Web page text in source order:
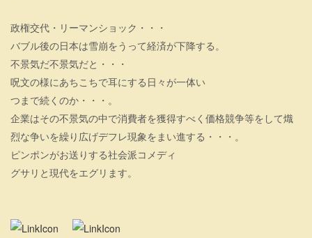
政権交代・リーマンショック・・・
バブル後の日本は雪崩をうって経済が下降する。
不景気だ不景気だと・・・
呪文の様にあちこちで耳にする日々が一体い
つまで続くのか・・・。
企業はその不景気の中で消費者を獲得すべく価格競争等をして熾
烈な争いを繰り広げデフレ現象をまい進する・・・。
ピンポンがお送りする社会派コメディ
グサリと現代をエグリます。